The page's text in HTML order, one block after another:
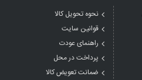
نحوه تحویل کالا
قوانین سایت
راهنمای عودت
پرداخت در محل
ضمانت تعویض کالا